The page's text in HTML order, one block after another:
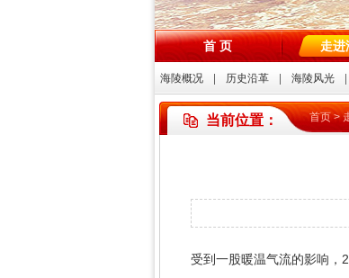
首 页 走进
海陵概况 历史沿革 海陵风光
当前位置： 首页>
受到一股暖温气流的影响，